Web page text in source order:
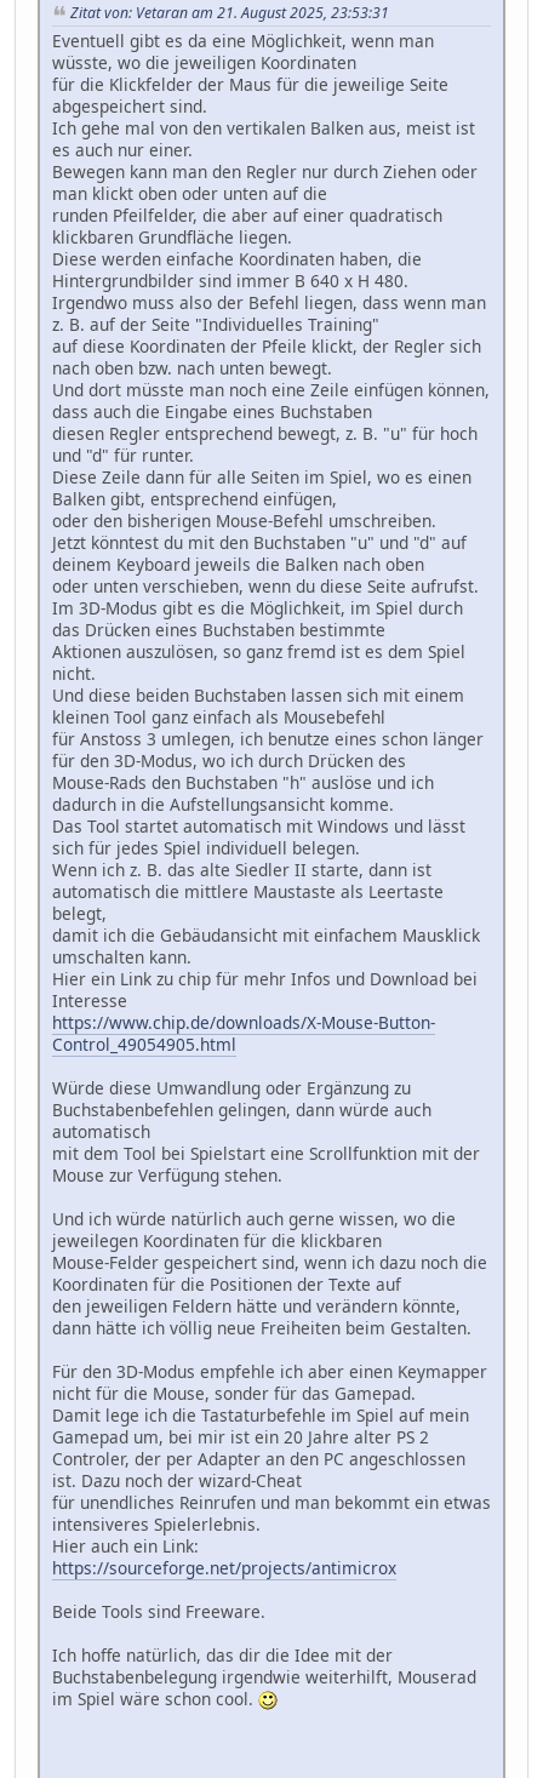
Zitat von: Vetaran am 21. August 2025, 23:53:31
Eventuell gibt es da eine Möglichkeit, wenn man
wüsste, wo die jeweiligen Koordinaten
für die Klickfelder der Maus für die jeweilige Seite
abgespeichert sind.
Ich gehe mal von den vertikalen Balken aus, meist ist
es auch nur einer.
Bewegen kann man den Regler nur durch Ziehen oder
man klickt oben oder unten auf die
runden Pfeilfelder, die aber auf einer quadratisch
klickbaren Grundfläche liegen.
Diese werden einfache Koordinaten haben, die
Hintergrundbilder sind immer B 640 x H 480.
Irgendwo muss also der Befehl liegen, dass wenn man
z. B. auf der Seite "Individuelles Training"
auf diese Koordinaten der Pfeile klickt, der Regler sich
nach oben bzw. nach unten bewegt.
Und dort müsste man noch eine Zeile einfügen können,
dass auch die Eingabe eines Buchstaben
diesen Regler entsprechend bewegt, z. B. "u" für hoch
und "d" für runter.
Diese Zeile dann für alle Seiten im Spiel, wo es einen
Balken gibt, entsprechend einfügen,
oder den bisherigen Mouse-Befehl umschreiben.
Jetzt könntest du mit den Buchstaben "u" und "d" auf
deinem Keyboard jeweils die Balken nach oben
oder unten verschieben, wenn du diese Seite aufrufst.
Im 3D-Modus gibt es die Möglichkeit, im Spiel durch
das Drücken eines Buchstaben bestimmte
Aktionen auszulösen, so ganz fremd ist es dem Spiel
nicht.
Und diese beiden Buchstaben lassen sich mit einem
kleinen Tool ganz einfach als Mousebefehl
für Anstoss 3 umlegen, ich benutze eines schon länger
für den 3D-Modus, wo ich durch Drücken des
Mouse-Rads den Buchstaben "h" auslöse und ich
dadurch in die Aufstellungsansicht komme.
Das Tool startet automatisch mit Windows und lässt
sich für jedes Spiel individuell belegen.
Wenn ich z. B. das alte Siedler II starte, dann ist
automatisch die mittlere Maustaste als Leertaste
belegt,
damit ich die Gebäudansicht mit einfachem Mausklick
umschalten kann.
Hier ein Link zu chip für mehr Infos und Download bei
Interesse
https://www.chip.de/downloads/X-Mouse-Button-
Control_49054905.html
Würde diese Umwandlung oder Ergänzung zu
Buchstabenbefehlen gelingen, dann würde auch
automatisch
mit dem Tool bei Spielstart eine Scrollfunktion mit der
Mouse zur Verfügung stehen.
Und ich würde natürlich auch gerne wissen, wo die
jeweilegen Koordinaten für die klickbaren
Mouse-Felder gespeichert sind, wenn ich dazu noch die
Koordinaten für die Positionen der Texte auf
den jeweiligen Feldern hätte und verändern könnte,
dann hätte ich völlig neue Freiheiten beim Gestalten.
Für den 3D-Modus empfehle ich aber einen Keymapper
nicht für die Mouse, sonder für das Gamepad.
Damit lege ich die Tastaturbefehle im Spiel auf mein
Gamepad um, bei mir ist ein 20 Jahre alter PS 2
Controler, der per Adapter an den PC angeschlossen
ist. Dazu noch der wizard-Cheat
für unendliches Reinrufen und man bekommt ein etwas
intensiveres Spielerlebnis.
Hier auch ein Link:
https://sourceforge.net/projects/antimicrox
Beide Tools sind Freeware.
Ich hoffe natürlich, das dir die Idee mit der
Buchstabenbelegung irgendwie weiterhilft, Mouserad
im Spiel wäre schon cool.